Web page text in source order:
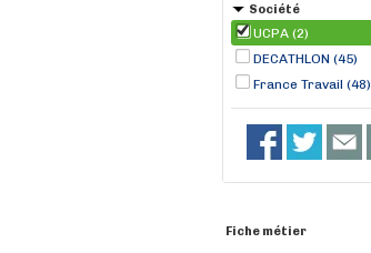
Société
UCPA (2)
DECATHLON (45)
France Travail (48)
Fiche métier